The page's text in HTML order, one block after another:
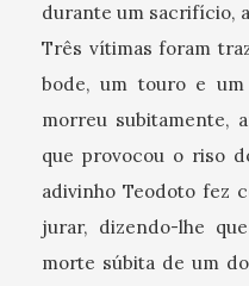
durante um sacrifício,
Três vítimas foram
bode, um touro e
morreu subitamente,
que provocou o riso
adivinho Teodoto fez
jurar, dizendo-lhe
morte súbita de um